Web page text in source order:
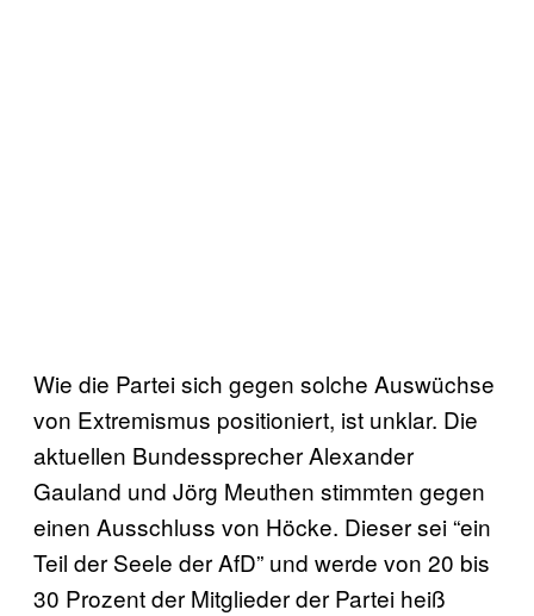
Wie die Partei sich gegen solche Auswüchse
von Extremismus positioniert, ist unklar. Die
aktuellen Bundessprecher Alexander
Gauland und Jörg Meuthen stimmten gegen
einen Ausschluss von Höcke. Dieser sei “ein
Teil der Seele der AfD” und werde von 20 bis
30 Prozent der Mitglieder der Partei heiß